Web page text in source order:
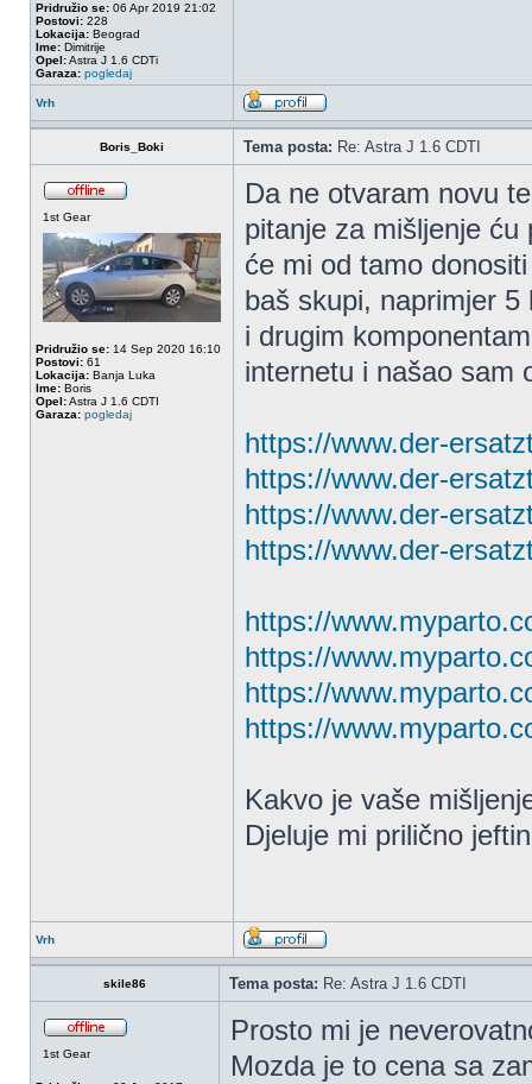
Pridružio se: 06 Apr 2019 21:02
Postovi: 228
Lokacija: Beograd
Ime: Dimitrije
Opel:Astra J 1.6 CDTi
Garaza: pogledaj
Vrh
Boris_Boki Tema posta: Re: Astra J 1.6 CDTI
1st Gear
Pridružio se: 14 Sep 2020 16:10
Postovi: 61
Lokacija: Banja Luka
Ime: Boris
Opel:Astra J 1.6 CDTI
Garaza: pogledaj
Da ne otvaram novu
pitanje za mišljenje
će mi od tamo
baš skupi, naprimjer
i drugim
internetu i našao sam
https://www.der-
https://www.der-
https://www.der-
https://www.der-
https://
https://
https://
https://
Kakvo je vaše
Djeluje mi prilično
Vrh
skile86 Tema posta: Re: Astra J 1.6 CDTI
1st Gear
Prosto mi je
Mozda je to cena sa